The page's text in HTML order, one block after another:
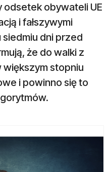
obywateli UE
i fałszywymi
dni przed
że do walki z
stopniu
i powinno się to